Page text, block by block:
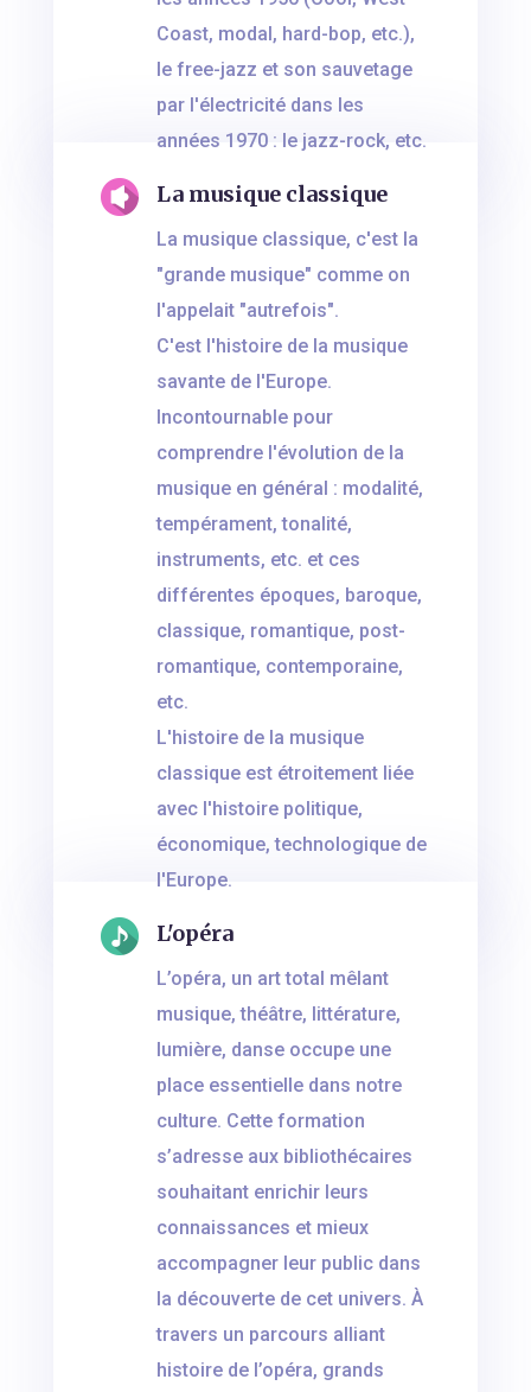
Coast, modal, hard-bop, etc.),
le free-jazz et son sauvetage
par l'électricité dans les
années 1970 : le jazz-rock, etc.
La musique classique
La musique classique, c'est la
"grande musique" comme on
l'appelait "autrefois".
C'est l'histoire de la musique
savante de l'Europe.
Incontournable pour
comprendre l'évolution de la
musique en général : modalité,
tempérament, tonalité,
instruments, etc. et ces
différentes époques, baroque,
classique, romantique, post-
romantique, contemporaine,
etc.
L'histoire de la musique
classique est étroitement liée
avec l'histoire politique,
économique, technologique de
l'Europe.
L'opéra
L’opéra, un art total mêlant
musique, théâtre, littérature,
lumière, danse occupe une
place essentielle dans notre
culture. Cette formation
s’adresse aux bibliothécaires
souhaitant enrichir leurs
connaissances et mieux
accompagner leur public dans
la découverte de cet univers. À
travers un parcours alliant
histoire de l’opéra, grands